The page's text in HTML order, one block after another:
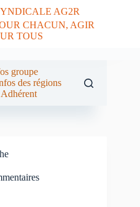
AG2R
CHACUN, AGIR
TOUS
groupe
des régions
Adhérent